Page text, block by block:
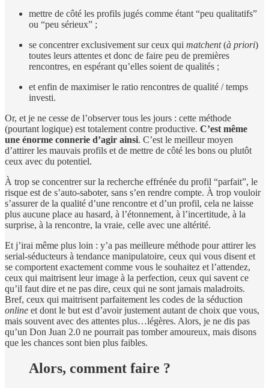
mettre de côté les profils jugés comme étant “peu qualitatifs”
ou “peu sérieux” ;
se concentrer exclusivement sur ceux qui matchent(à priori)
toutes leurs attentes et donc de faire peu de premières
rencontres, en espérant qu’elles soient de qualités ;
et enfin de maximiser le ratio rencontres de qualité / temps
investi.
Or, et je ne cesse de l’observer tous les jours : cette méthode
(pourtant logique) est totalement contre productive. C’est même
une énorme connerie d’agir ainsi. C’est le meilleur moyen
d’attirer les mauvais profils et de mettre de côté les bons ou plutôt
ceux avec du potentiel.
À trop se concentrer sur la recherche effrénée du profil “parfait”, le
risque est de s’auto-saboter, sans s’en rendre compte. À trop vouloir
s’assurer de la qualité d’une rencontre et d’un profil, cela ne laisse
plus aucune place au hasard, à l’étonnement, à l’incertitude, à la
surprise, à la rencontre, la vraie, celle avec une altérité.
Et j’irai même plus loin : y’a pas meilleure méthode pour attirer les
serial-séducteurs à tendance manipulatoire, ceux qui vous disent et
se comportent exactement comme vous le souhaitez et l’attendez,
ceux qui maitrisent leur image à la perfection, ceux qui savent ce
qu’il faut dire et ne pas dire, ceux qui ne sont jamais maladroits.
Bref, ceux qui maitrisent parfaitement les codes de la séduction
online et dont le but est d’avoir justement autant de choix que vous,
mais souvent avec des attentes plus…légères. Alors, je ne dis pas
qu’un Don Juan 2.0 ne pourrait pas tomber amoureux, mais disons
que les chances sont bien plus faibles.
Alors, comment faire ?